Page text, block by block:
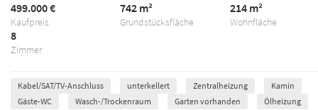
Kaufpreis
499.000 €
Grundstücksfläche
742 m²
Wohnfläche
214 m²
Zimmer
8
Kabel/SAT/TV-Anschluss unterkellert Zentralheizung
Kamin
Gäste-WC
Wasch-/Trockenraum Garten vorhanden Ölheizung